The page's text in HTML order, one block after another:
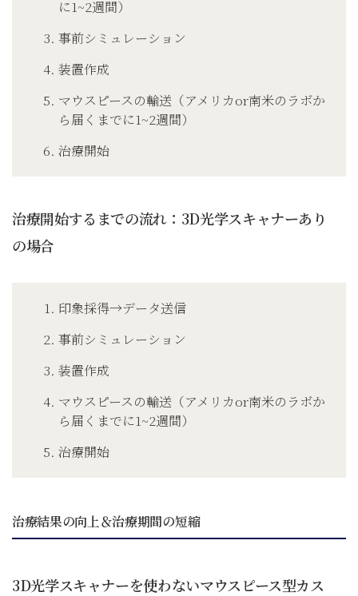
に1~2週間）
事前シミュレーション
装置作成
マウスピースの輸送（アメリカor南米のラボか
ら届くまでに1~2週間）
治療開始
治療開始するまでの流れ：3D光学スキャナーあり
の場合
印象採得→データ送信
事前シミュレーション
装置作成
マウスピースの輸送（アメリカor南米のラボか
ら届くまでに1~2週間）
治療開始
治療結果の向上＆治療期間の短縮
3D光学スキャナーを使わないマウスピース型カス